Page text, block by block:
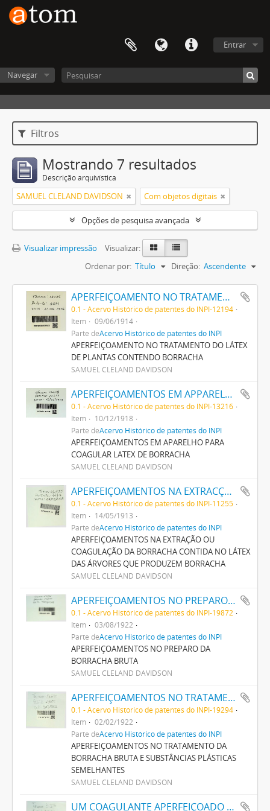
Entrar
Navegar
Filtros
Mostrando 7 resultados
Descrição arquivística
SAMUEL CLELAND DAVIDSON Com objetos digitais
Opções de pesquisa avançada
Visualizar impressão
Visualizar:
Ordenar por: Título Direção: Ascendente
APERFEIÇOAMENTO NO TRATAMENTO DO LATEX DE PLANTAS CONTENDO BORRACHA
0.1 - Acervo Histórico de patentes do INPI-12194
Item
09/06/1914
Parte deAcervo Histórico de patentes do INPI
APERFEIÇOAMENTO NO TRATAMENTO DO LÁTEX
DE PLANTAS CONTENDO BORRACHA
SAMUEL CLELAND DAVIDSON
APERFEIÇOAMENTOS EM APPARELHO PARA COAGULAR LATEX DE BORRACHA
0.1 - Acervo Histórico de patentes do INPI-13216
Item
10/12/1918
Parte deAcervo Histórico de patentes do INPI
APERFEIÇOAMENTOS EM APARELHO PARA
COAGULAR LATEX DE BORRACHA
SAMUEL CLELAND DAVIDSON
APERFEIÇOAMENTOS NA EXTRACÇÃO OU COAGULAÇÃO DA BORRACHA CONTIDA NO LATEX DAS ARVORES QUE PRODUZEM BORRACHA
0.1 - Acervo Histórico de patentes do INPI-11255
Item
14/05/1913
Parte deAcervo Histórico de patentes do INPI
APERFEIÇOAMENTOS NA EXTRAÇÃO OU
COAGULAÇÃO DA BORRACHA CONTIDA NO LÁTEX
DAS ÁRVORES QUE PRODUZEM BORRACHA
SAMUEL CLELAND DAVIDSON
APERFEIÇOAMENTOS NO PREPARO DA BORRACHA BRUTA
0.1 - Acervo Histórico de patentes do INPI-19872
Item
03/08/1922
Parte deAcervo Histórico de patentes do INPI
APERFEIÇOAMENTOS NO PREPARO DA
BORRACHA BRUTA
SAMUEL CLELAND DAVIDSON
APERFEIÇOAMENTOS NO TRATAMENTO DA BORRACHA BRUTA E SUBSTANCIAS PLASTICAS SEMELHANTES
0.1 - Acervo Histórico de patentes do INPI-19294
Item
02/02/1922
Parte deAcervo Histórico de patentes do INPI
APERFEIÇOAMENTOS NO TRATAMENTO DA
BORRACHA BRUTA E SUBSTÂNCIAS PLÁSTICAS
SEMELHANTES
SAMUEL CLELAND DAVIDSON
UM COAGULANTE APERFEIÇOADO PARA O LATEX DA BORRACHA